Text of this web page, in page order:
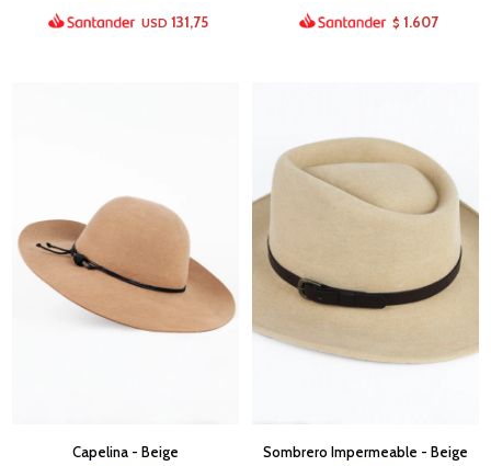
USD 131,75 $ 1.607
Capelina - Beige Sombrero Impermeable - Beige